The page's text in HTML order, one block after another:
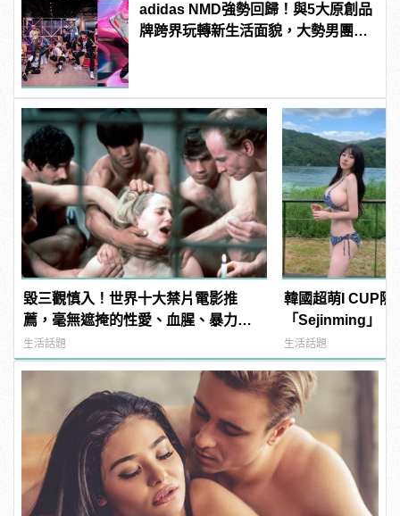
adidas NMD強勢回歸！與5大原創品
牌跨界玩轉新生活面貌，大勢男團
毀三觀慎入！世界十大禁片電影推
薦，毫無遮掩的性愛、血腥、暴力、
噁心到極致！
生活話題
韓國超萌I CUP隱
「Sejinming」
了吧！ |
生活話題